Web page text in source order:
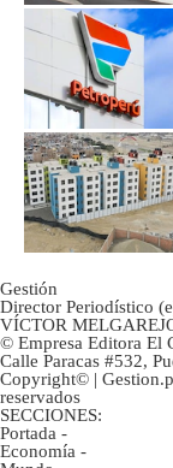
Gestión
Director Periodístico
VÍCTOR
© Empresa Editora El
Calle Paracas #532,
Copyright© |
reservados
SECCIONES:
Portada -
Economía -